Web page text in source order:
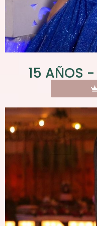
15 AÑOS -